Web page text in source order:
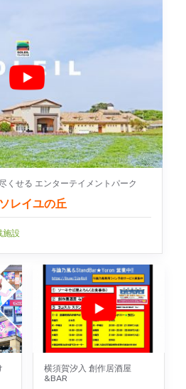
くせる エンターテイメントパーク
レイユの丘
施設
横須賀汐入 創作居酒屋
&BAR